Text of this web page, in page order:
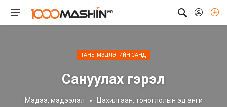
ТАНЫ МЭДЛЭГИЙН САНД
Сануулах гэрэл
Мэдээ, мэдээлэл Цахилгаан, тоноглолын эд анги